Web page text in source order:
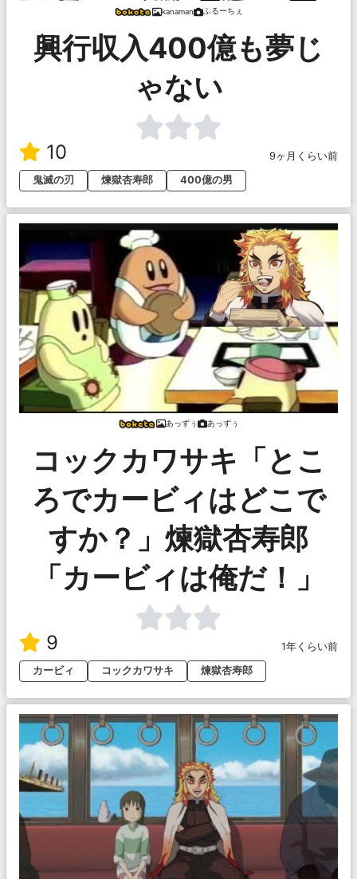
kanaman ふるーちぇ
興行収入400億も夢じ
ゃない
10
9ヶ月くらい前
鬼滅の刃
煉獄杏寿郎 400億の男
あっずぅ あっずぅ
コックカワサキ「とこ
ろでカービィはどこで
すか？」煉獄杏寿郎
「カービィは俺だ！」
9
1年くらい前
カービィ
コックカワサキ 煉獄杏寿郎